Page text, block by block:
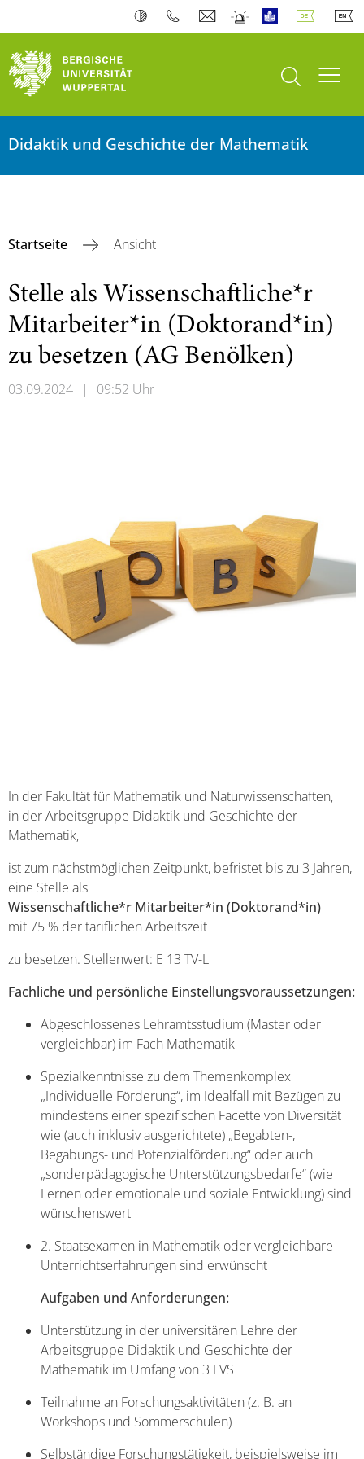
Suche öffnen
Didaktik und Geschichte der Mathematik
Startseite Ansicht
Stelle als Wissenschaftliche*r
Mitarbeiter*in (Doktorand*in)
zu besetzen (AG Benölken)
03.09.2024 | 09:52 Uhr
In der Fakultät für Mathematik und Naturwissenschaften,
in der Arbeitsgruppe Didaktik und Geschichte der
Mathematik,
ist zum nächstmöglichen Zeitpunkt, befristet bis zu 3 Jahren,
eine Stelle als
Wissenschaftliche*r Mitarbeiter*in (Doktorand*in)
mit 75 % der tariflichen Arbeitszeit
zu besetzen. Stellenwert: E 13 TV-L
Fachliche und persönliche Einstellungsvoraussetzungen:
Abgeschlossenes Lehramtsstudium (Master oder
vergleichbar) im Fach Mathematik
Spezialkenntnisse zu dem Themenkomplex
„Individuelle Förderung“, im Idealfall mit Bezügen zu
mindestens einer spezifischen Facette von Diversität
wie (auch inklusiv ausgerichtete) „Begabten-,
Begabungs- und Potenzialförderung“ oder auch
„sonderpädagogische Unterstützungsbedarfe“ (wie
Lernen oder emotionale und soziale Entwicklung) sind
wünschenswert
2. Staatsexamen in Mathematik oder vergleichbare
Unterrichtserfahrungen sind erwünscht
Aufgaben und Anforderungen:
Unterstützung in der universitären Lehre der
Arbeitsgruppe Didaktik und Geschichte der
Mathematik im Umfang von 3 LVS
Teilnahme an Forschungsaktivitäten (z. B. an
Workshops und Sommerschulen)
Selbständige Forschungstätigkeit, beispielsweise im